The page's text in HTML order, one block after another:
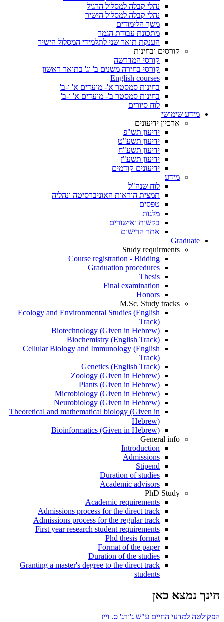
נהלי קבלה למסלול הרגיל
נהלי קבלה למסלול הישיר
משך הלימודים
מתכונת עבודת הגמר
הענקת תואר שני לתלמידי המסלול הישיר
קורסים ובחינות
קורסי המדרשה
קורסי בחירה משנים ב' וג' בתואר ראשון
English courses
בחינות סמסטר א'- מועדים א' ו-ב'
בחינות סמסטר ב'- מועדים א' ו-ב'
לוח סיורים
מידע שימושי
ארכיון ידיעונים
ידיעון תש"פ
ידיעון תשע"ט
ידיעון תשע"ח
ידיעון תשע"ז
ידיעונים קודמים
מידע
לוח שנה"ל
תמצית הוראות האוניברסיטה ונהליה
טפסים
מלגות
בקשות ואישורים
אתר הרישום
Graduate
Study requirments
Course registration - Bidding
Graduation procedures
Thesis
Final examination
Honors
M.Sc. Study tracks
Ecology and Environmental Studies (English
Track)
Biotechnology (Given in Hebrew)
Biochemistry (English Track)
Cellular Biology and Immunology (English
Track)
Genetics (English Track)
Zoology (Given in Hebrew)
Plants (Given in Hebrew)
Microbiology (Given in Hebrew)
Neurobiology (Given in Hebrew)
Theoretical and mathematical biology (Given in
Hebrew)
Bioinformatics (Given in Hebrew)
General info
Introduction
Admissions
Stipend
Duration of studies
Academic advisors
PhD Study
Academic requirements
Admissions process for the direct track
Admissions process for the regular track
First year research student requirements
Phd thesis format
Format of the paper
Duration of the studies
Granting a master's degree to the direct track
students
הינך נמצא כאן
הפקולטה למדעי החיים ע"ש ג'ורג' ס. וייז